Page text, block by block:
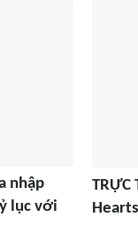
nhập
lục với
TRỰC